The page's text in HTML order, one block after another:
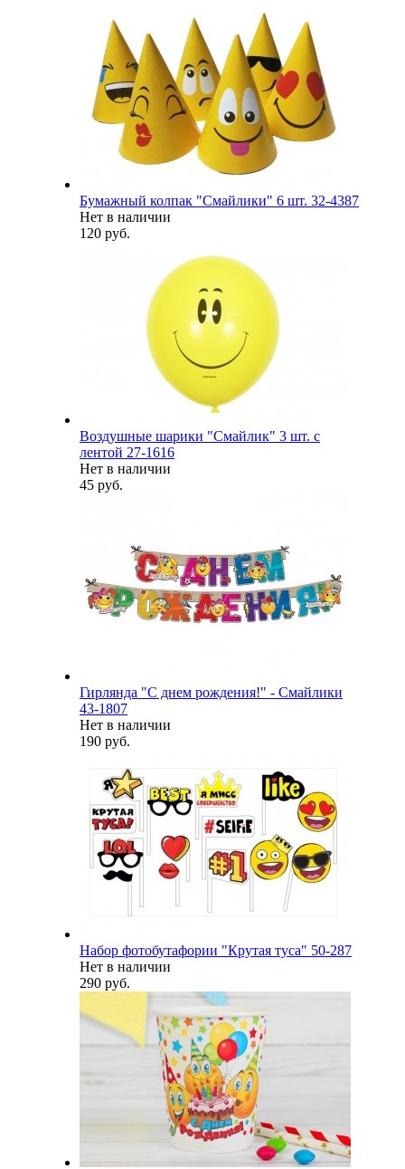
Бумажный колпак "Смайлики" 6 шт. 32-4387
Нет в наличии
120 руб.
Воздушные шарики "Смайлик" 3 шт. с
лентой 27-1616
Нет в наличии
45 руб.
Гирлянда "С днем рождения!" - Смайлики
43-1807
Нет в наличии
190 руб.
Набор фотобутафории "Крутая туса" 50-287
Нет в наличии
290 руб.